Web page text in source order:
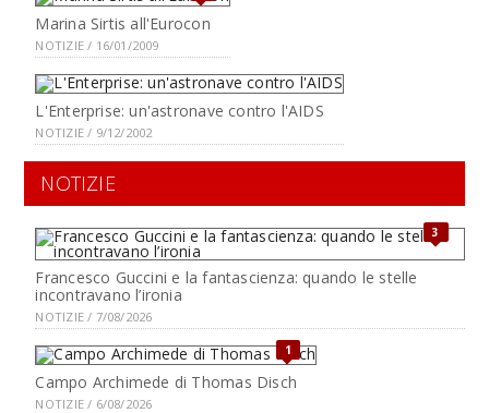
Marina Sirtis all'Eurocon
NOTIZIE / 16/01/2009
L'Enterprise: un'astronave contro l'AIDS
NOTIZIE / 9/12/2002
NOTIZIE
3
Francesco Guccini e la fantascienza: quando le stelle
incontravano l’ironia
NOTIZIE / 7/08/2026
1
Campo Archimede di Thomas Disch
NOTIZIE / 6/08/2026